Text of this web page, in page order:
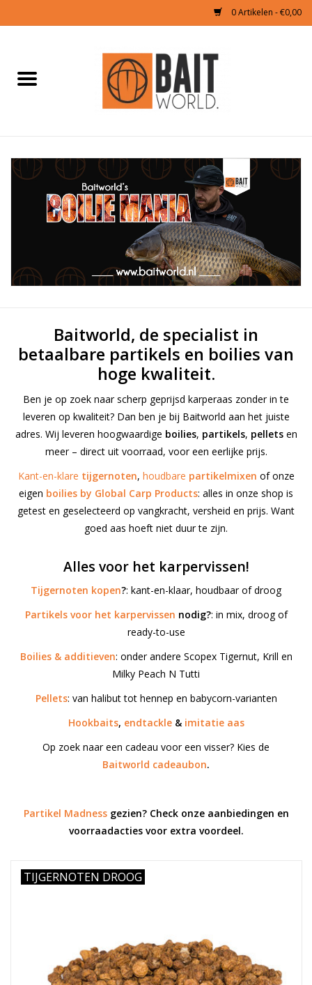
0 Artikelen - €0,00
Boilies & Additieven
Hookbaits
Summer Deals
Baitworld, de specialist in
betaalbare partikels en boilies van
hoge kwaliteit.
Ben je op zoek naar scherp geprijsd karperaas zonder in te
leveren op kwaliteit? Dan ben je bij Baitworld aan het juiste
adres. Wij leveren hoogwaardige boilies, partikels, pelletsen
meer – direct uit voorraad, voor een eerlijke prijs.
Kant-en-klare tijgernoten, houdbare partikelmixen of onze
eigen boilies by Global Carp Products: alles in onze shop is
getest en geselecteerd op vangkracht, versheid en prijs. Want
goed aas hoeft niet duur te zijn.
Alles voor het karpervissen!
Tijgernoten kopen?: kant-en-klaar, houdbaar of droog
Partikels voor het karpervissen nodig?: in mix, droog of
ready-to-use
Boilies & additieven: onder andere Scopex Tigernut, Krill en
Milky Peach N Tutti
Pellets: van halibut tot hennep en babycorn-varianten
Hookbaits, endtackle& imitatie aas
Op zoek naar een cadeau voor een visser? Kies de
Baitworld cadeaubon.
Partikel Madnessgezien? Check onze aanbiedingen en
voorraadacties voor extra voordeel.
TIJGERNOTEN DROOG